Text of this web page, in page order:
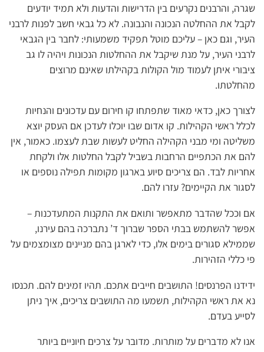
שגרה, והרבנים נקרעים בין הדרישות והדעות ולא תמיד יודעים
לקבל את ההחלטה הנכונה והנבונה. לא כל גבאי חשב לפנות לרבני
העיר, וגם כאן – עליכם מוטל תפקיד משמעותי: לחבר בין הגבאי
לרבני העיר, על מנת שיקבל את ההחלטות הנכונות ויהיה לו גב
ציבורי איתן לעמוד מול הקולות בקהילתו שאינם מרוצים
מהחלטתו.
לצורך כאן, כדאי מאוד שתפתחו קו חירום עם עדכונים והנחיות
לכלל ראשי הקהילות. קו אדום שבו יוכלו לעדכן אם העסק יוצא
משליטה ומי מבני הקהילה החליט לעשות שבת לעצמו. כאמור, אין
להם את הכתפיים הרחבות בשביל לקבל החלטות אלו ולקחת
אחריות לבד. הם צריכים סיוע בארגון מקומות תפילה נוספים או
לסגור את הקיימים? עזרו להם.
אם וככל שהדבר מתאפשר ותואם את התקנות המתעדכנות –
אפשר להשתמש בבתי הספר שברוך ד’ נתברכה בהם עירנו,
שממילא סגורים בימים אלו, כדי לארגן בהם מניינים מצומצמים על
פי כללי הזהירות.
ידידנו הפרנסים! התושבים חייבים אתכם. תהיו זמינים להם. תכנסו
נא את ראשי הקהילות, תשמעו מה התושבים צריכים, איך ניתן
לסייע בעדם.
אנו לא מדברים על מותרות. מדובר על צרכים חיוניים ביותר